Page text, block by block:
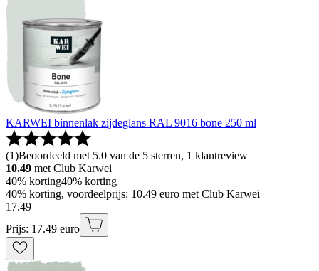
KARWEI binnenlak zijdeglans RAL 9016 bone 250 ml
(1)Beoordeeld met 5.0 van de 5 sterren, 1 klantreview
10.49 met Club Karwei
40% korting40% korting
40% korting, voordeelprijs: 10.49 euro met Club Karwei
17.49
Prijs: 17.49 euro